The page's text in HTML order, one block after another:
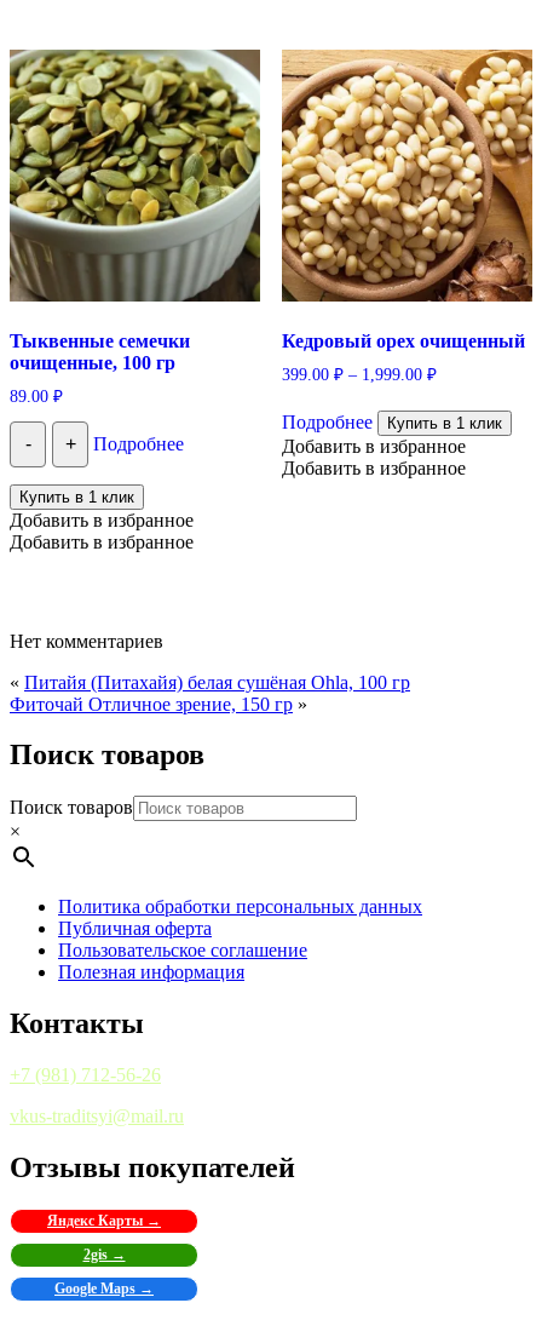
странице
товара.
Тыквенные семечки
очищенные, 100 гр
89.00 ₽
- + Подробнее
Купить в 1 клик
Добавить в избранное
Добавить в избранное
Кедровый орех очищенный
399.00 ₽– 1,999.00 ₽
Подробнеетовар
имеет
несколько
Купить в 1 клик
Добавить в избранное
Добавить в избранное
Нет комментариев
« Питайя (Питахайя) белая сушёная Ohla, 100 гр
Фиточай Отличное зрение, 150 гр »
Поиск товаров
Поиск товаров
×
Политика обработки персональных данных
Публичная оферта
Пользовательское соглашение
Полезная информация
Контакты
+7 (981) 712-56-26
vkus-traditsyi@mail.ru
Отзывы покупателей
Яндекс Карты →
2gis →
Google Maps →